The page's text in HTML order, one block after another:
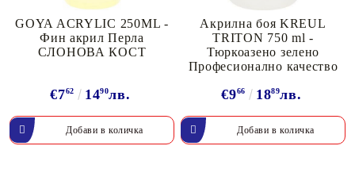
GOYA ACRYLIC 250ML -
Фин акрил Перла
СЛОНОВА КОСТ
€762 1490лв.
Акрилна боя KREUL
TRITON 750 ml -
Тюркоазено зелено
Професионално качество
€966 1889лв.